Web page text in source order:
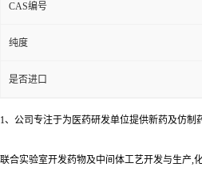
CAS编号
纯度
是否进口
1、公司专注于为医药研发单位提供新药及仿
联合实验室开发药物及中间体工艺开发与生产,